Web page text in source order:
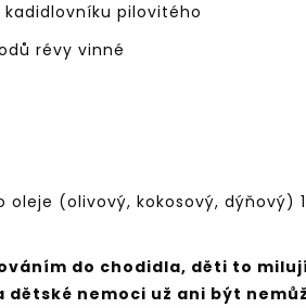
pilovitého
révy vinné
(olivový, kokosový,
do chodidla, děti to
nemoci už ani být